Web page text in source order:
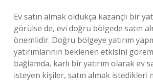
Ev satın almak oldukça kazançlı bir
görülse de, evi doğru bölgede satın
önemlidir. Doğru bölgeye yatırım
yatırımlarının beklenen etkisini
bağlamda, karlı bir yatırım olarak ev
isteyen kişiler, satın almak istedikleri